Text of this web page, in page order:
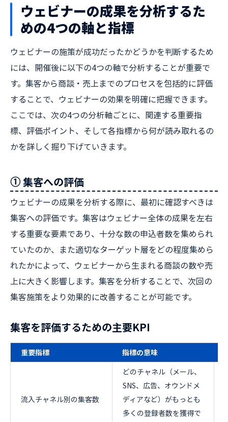
ウェビナーの成果を分析するた
めの4つの軸と指標
ウェビナーの施策が成功だったかどうかを判断するため
には、開催後に以下の4つの軸で分析することが重要で
す。集客から商談・売上までのプロセスを包括的に評価
することで、ウェビナーの効果を明確に把握できます。
ここでは、次の4つの分析軸ごとに、関連する重要指
標、評価ポイント、そして各指標から何が読み取れるの
かを詳しく掘り下げていきます。
① 集客への評価
ウェビナーの成果を分析する際に、最初に確認すべきは
集客への評価です。集客はウェビナー全体の成果を左右
する重要な要素であり、十分な数の申込者数を集められ
ていたのか、また適切なターゲット層をどの程度集めら
れたかによって、ウェビナーから生まれる商談の数や売
上に大きく影響します。集客を分析することで、次回の
集客施策をより効果的に改善することが可能です。
集客を評価するための主要KPI
重要指標 指標の意味
流入チャネル別の集客数
どのチャネル（メール、
SNS、広告、オウンドメ
ディアなど）がもっとも
多くの登録者数を獲得で